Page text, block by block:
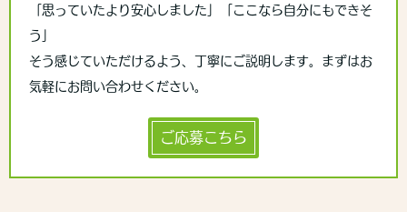
「思っていたより安心しました」「ここなら自分にもできそ
う」
そう感じていただけるよう、丁寧にご説明します。まずはお
気軽にお問い合わせください。
ご応募こちら